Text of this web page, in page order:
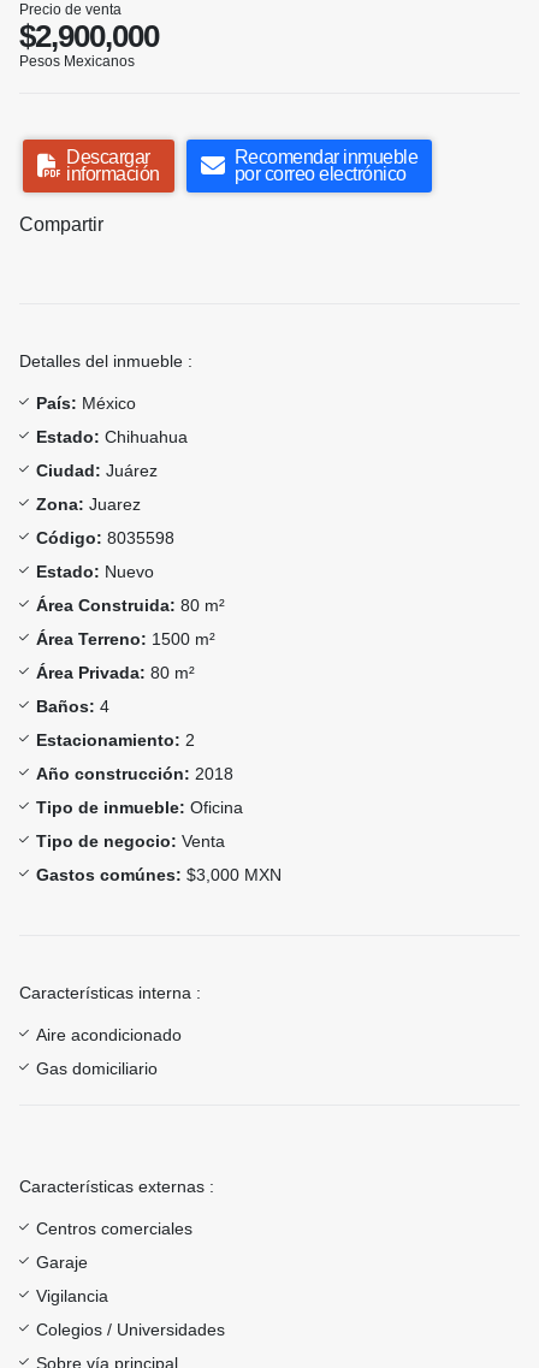
Precio de venta
$2,900,000
Pesos Mexicanos
Descargar
información
Recomendar inmueble
por correo electrónico
Compartir
Detalles del inmueble :
País: México
Estado: Chihuahua
Ciudad: Juárez
Zona: Juarez
Código: 8035598
Estado: Nuevo
Área Construida: 80 m²
Área Terreno: 1500 m²
Área Privada: 80 m²
Baños: 4
Estacionamiento: 2
Año construcción: 2018
Tipo de inmueble: Oficina
Tipo de negocio: Venta
Gastos comúnes: $3,000 MXN
Características interna :
Aire acondicionado
Gas domiciliario
Características externas :
Centros comerciales
Garaje
Vigilancia
Colegios / Universidades
Sobre vía principal